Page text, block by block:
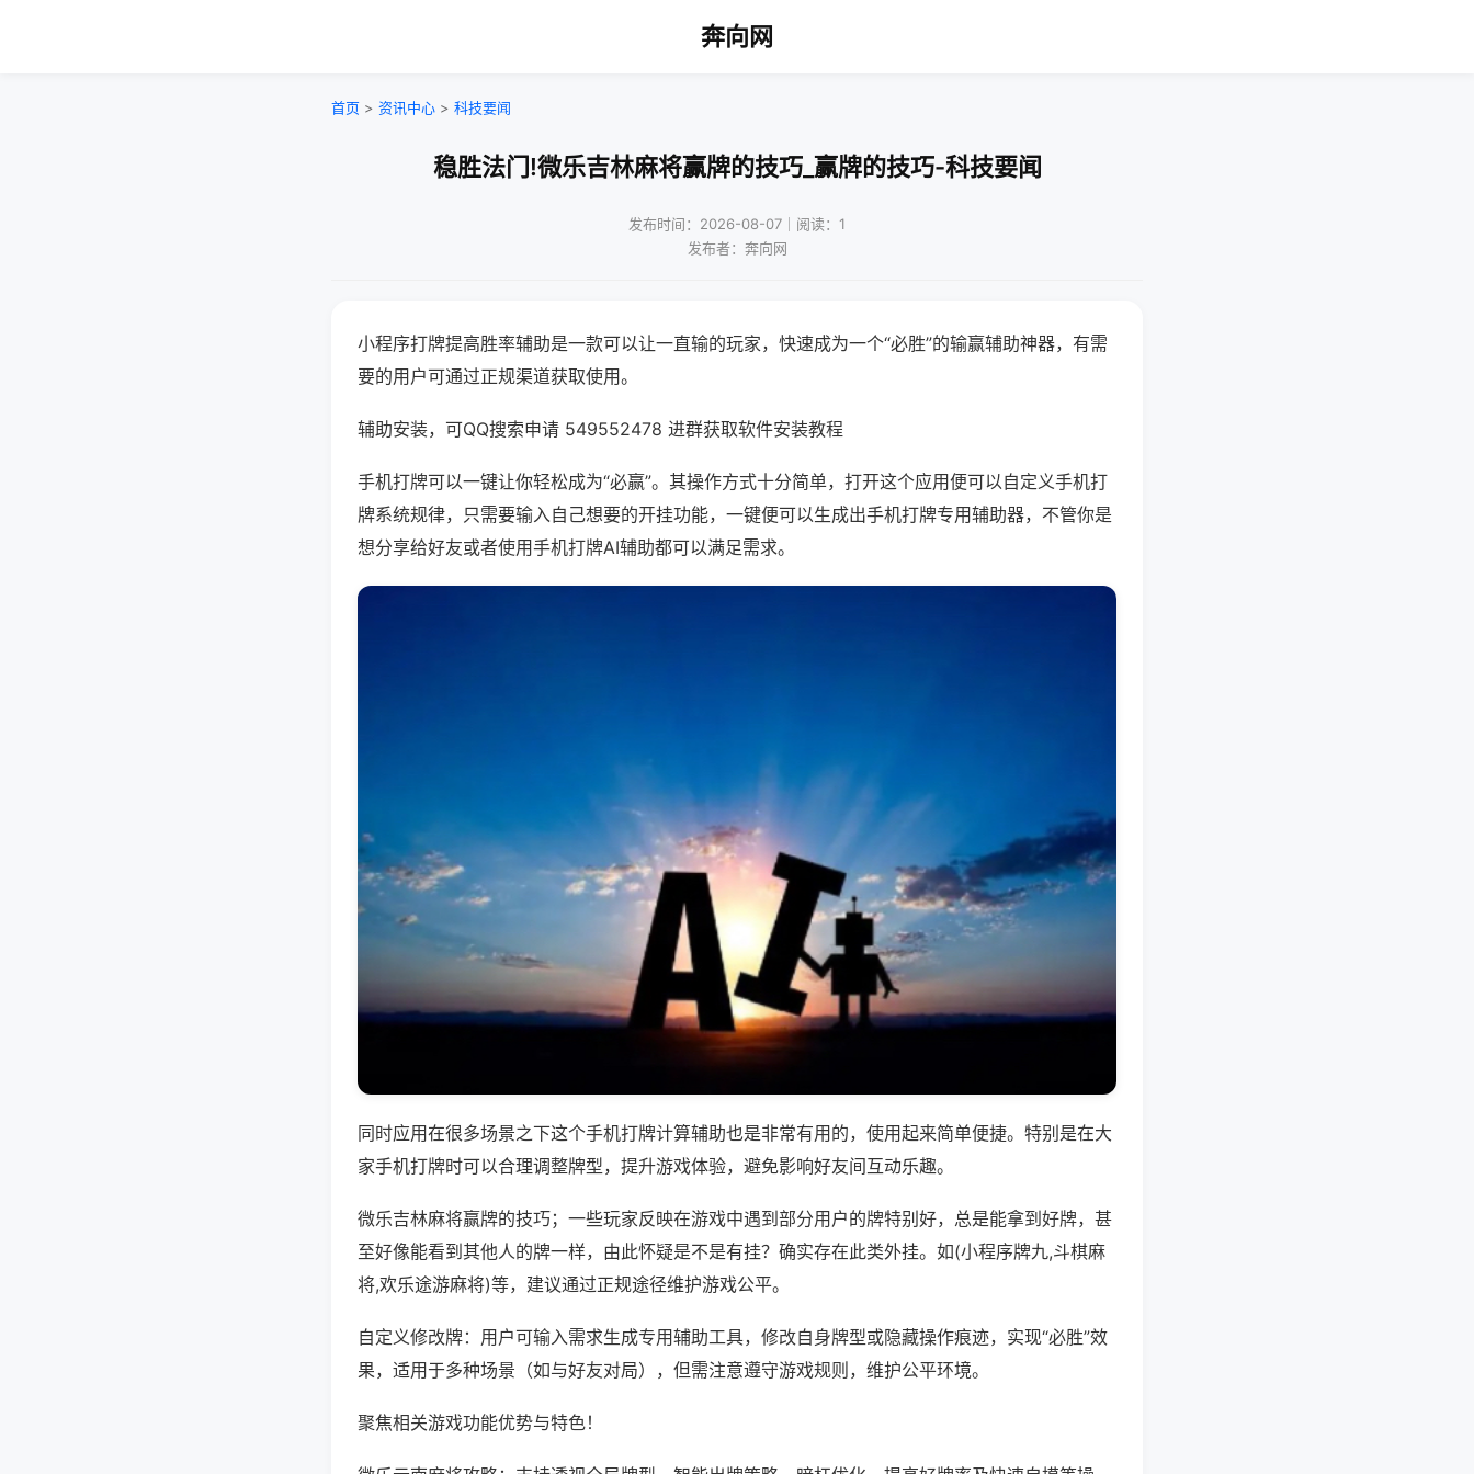
奔向网
首页 > 资讯中心 > 科技要闻
稳胜法门!微乐吉林麻将赢牌的技巧_赢牌的技巧-科技要闻
发布时间：2026-08-07｜阅读：1
发布者：奔向网
小程序打牌提高胜率辅助是一款可以让一直输的玩家，快速成为一个“必胜”的输赢辅助神器，有需
要的用户可通过正规渠道获取使用。
辅助安装，可QQ搜索申请 549552478 进群获取软件安装教程
手机打牌可以一键让你轻松成为“必赢”。其操作方式十分简单，打开这个应用便可以自定义手机打
牌系统规律，只需要输入自己想要的开挂功能，一键便可以生成出手机打牌专用辅助器，不管你是
想分享给好友或者使用手机打牌AI辅助都可以满足需求。
同时应用在很多场景之下这个手机打牌计算辅助也是非常有用的，使用起来简单便捷。特别是在大
家手机打牌时可以合理调整牌型，提升游戏体验，避免影响好友间互动乐趣。
微乐吉林麻将赢牌的技巧；一些玩家反映在游戏中遇到部分用户的牌特别好，总是能拿到好牌，甚
至好像能看到其他人的牌一样，由此怀疑是不是有挂？确实存在此类外挂。如(小程序牌九,斗棋麻
将,欢乐途游麻将)等，建议通过正规途径维护游戏公平。
自定义修改牌：用户可输入需求生成专用辅助工具，修改自身牌型或隐藏操作痕迹，实现“必胜”效
果，适用于多种场景（如与好友对局），但需注意遵守游戏规则，维护公平环境。
聚焦相关游戏功能优势与特色！